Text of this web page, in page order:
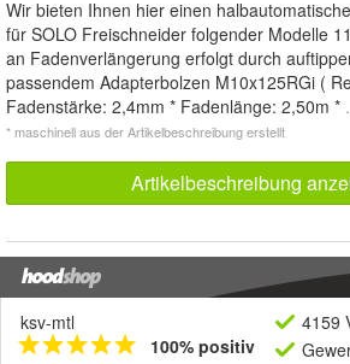
Wir bieten Ihnen hier einen
für SOLO Freischneider folgender Modelle
an Fadenverlängerung erfolgt durch
passendem Adapterbolzen M10x125RGi (
Fadenstärke: 2,4mm * Fadenlänge: 2,50m *
* maschinell aus der Artikelbeschreibung erstellt
Artikelbeschreibung
ksv-mtl
100% positiv
4159